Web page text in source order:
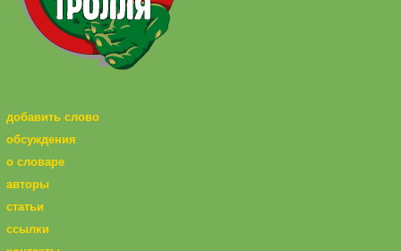
добавить слово
обсуждения
о словаре
авторы
статьи
ссылки